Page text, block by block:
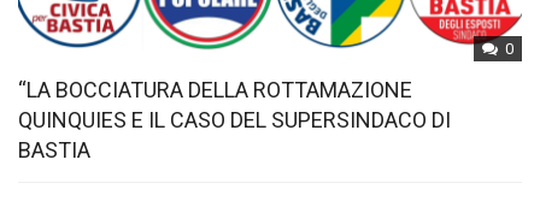
0
“LA BOCCIATURA DELLA ROTTAMAZIONE
QUINQUIES E IL CASO DEL SUPERSINDACO DI
BASTIA